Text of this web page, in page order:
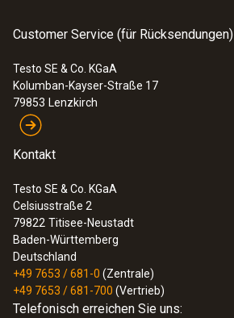
Customer Service (für Rücksendungen)
Testo SE & Co. KGaA
Kolumban-Kayser-Straße 17
79853 Lenzkirch
Kontakt
Testo SE & Co. KGaA
Celsiusstraße 2
79822 Titisee-Neustadt
Baden-Württemberg
Deutschland
+49 7653 / 681-0 (Zentrale)
+49 7653 / 681-700 (Vertrieb)
Telefonisch erreichen Sie uns: